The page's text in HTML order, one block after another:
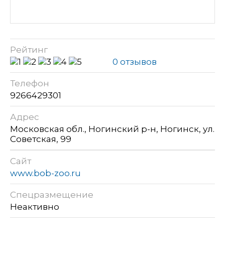
Рейтинг
0 отзывов
Телефон
9266429301
Адрес
Московская обл., Ногинский р-н, Ногинск, ул.
Советская, 99
Сайт
www.bob-zoo.ru
Спецразмещение
Неактивно